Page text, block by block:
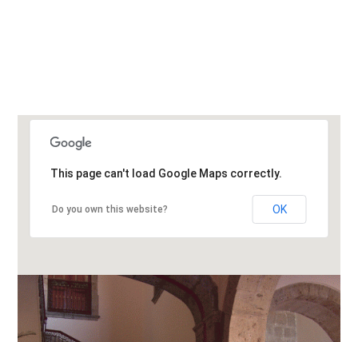
This page can't load Google Maps correctly.
Do you own this website? OK